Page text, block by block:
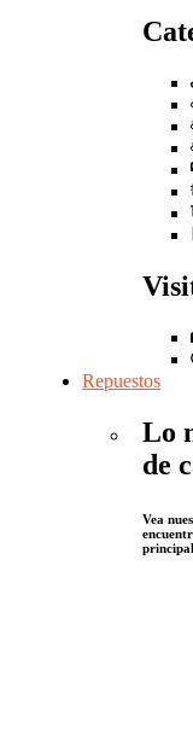
Repuestos
Lo
de
Vea